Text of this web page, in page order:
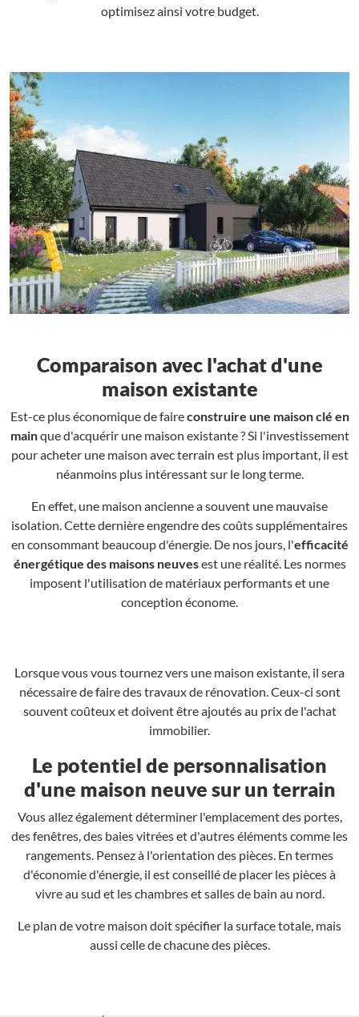
optimisez ainsi votre budget.
Comparaison avec l'achat d'une
maison existante
Est-ce plus économique de faireconstruire une maison clé en
mainque d'acquérir une maison existante ? Si l'investissement
pour acheter une maison avec terrain est plus important, il est
néanmoins plus intéressant sur le long terme.
En effet, une maison ancienne a souvent une mauvaise
isolation. Cette dernière engendre des coûts supplémentaires
en consommant beaucoup d'énergie. De nos jours, l'efficacité
énergétique des maisons neuvesest une réalité. Les normes
imposent l'utilisation de matériaux performants et une
conception économe.
Lorsque vous vous tournez vers une maison existante, il sera
nécessaire de faire des travaux de rénovation. Ceux-ci sont
souvent coûteux et doivent être ajoutés au prix de l'achat
immobilier.
Le potentiel de personnalisation
d'une maison neuve sur un terrain
Vous allez également déterminer l'emplacement des portes,
des fenêtres, des baies vitrées et d'autres éléments comme les
rangements. Pensez à l'orientation des pièces. En termes
d'économie d'énergie, il est conseillé de placer les pièces à
vivre au sud et les chambres et salles de bain au nord.
Le plan de votre maison doit spécifier la surface totale, mais
aussi celle de chacune des pièces.